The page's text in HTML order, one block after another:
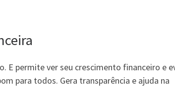
E permite ver seu crescimento financeiro e
para todos. Gera transparência e ajuda na